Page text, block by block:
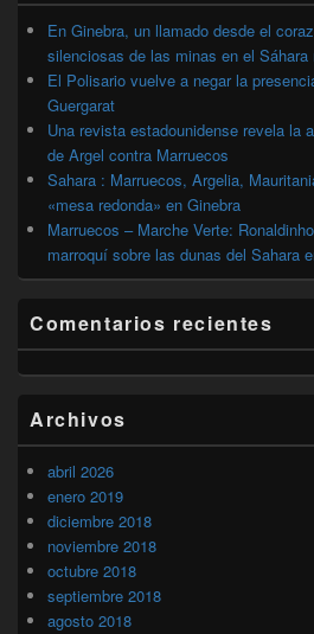
primaria
En Ginebra, un llamado desde el
silenciosas de las minas en el Sáhara
El Polisario vuelve a negar la
Guergarat
Una revista estadounidense revela la
de Argel contra Marruecos
Sahara : Marruecos, Argelia,
«mesa redonda» en Ginebra
Marruecos – Marche Verte:
marroquí sobre las dunas del Sahara
Comentarios recientes
Archivos
abril 2026
enero 2019
diciembre 2018
noviembre 2018
octubre 2018
septiembre 2018
agosto 2018